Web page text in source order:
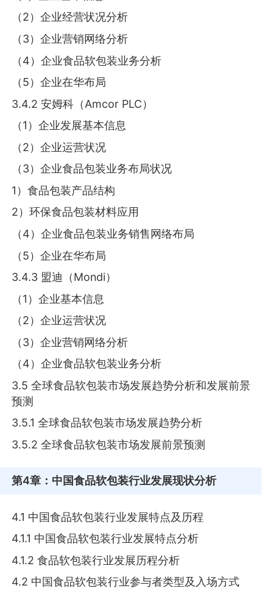
（2）企业经营状况分析
（3）企业营销网络分析
（4）企业食品软包装业务分析
（5）企业在华布局
3.4.2 安姆科（Amcor PLC）
（1）企业发展基本信息
（2）企业运营状况
（3）企业食品包装业务布局状况
1）食品包装产品结构
2）环保食品包装材料应用
（4）企业食品包装业务销售网络布局
（5）企业在华布局
3.4.3 盟迪（Mondi）
（1）企业基本信息
（2）企业运营状况
（3）企业营销网络分析
（4）企业食品软包装业务分析
3.5 全球食品软包装市场发展趋势分析和发展前景
预测
3.5.1 全球食品软包装市场发展趋势分析
3.5.2 全球食品软包装市场发展前景预测
第4章 ：中国食品软包装行业发展现状分析
4.1 中国食品软包装行业发展特点及历程
4.1.1 中国食品软包装行业发展特点分析
4.1.2 食品软包装行业发展历程分析
4.2 中国食品软包装行业参与者类型及入场方式